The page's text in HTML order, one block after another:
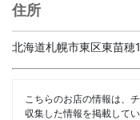
住所
北海道札幌市東区東苗
こちらのお店の情報は、
収集した情報を掲載して